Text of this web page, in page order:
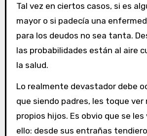
Tal vez en ciertos casos, si es
mayor o si padecía una
para los deudos no sea tanta.
las probabilidades están al aire
la salud.
Lo realmente devastador debe
que siendo padres, les toque ver
propios hijos. Es obvio que se les
ello: desde sus entrañas